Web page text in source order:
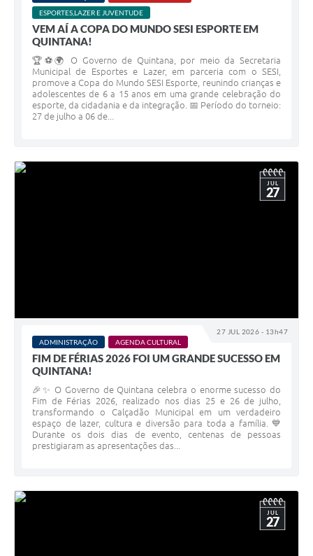
ESPORTES,LAZER E JUVENTUDE
VEM AÍ A COPA DO MUNDO SESI ESPORTE EM
QUINTANA!
🏆⚽🌍 O Governo de Quintana, por meio da Secretaria
Municipal de Esportes e Lazer, em parceria com o SESI,
promove a Copa do Mundo SESI Esporte, reunindo crianças e
adolescentes de 6 a 15 anos em uma grande celebração do
esporte, da cidadania e da integração. 📅 Período do torneio:
27 de julho a 06 de...
27 JUL 2026 - 13h47
JUL
27
ADMINISTRAÇÃO AGENDA CULTURAL
FIM DE FÉRIAS 2026 FOI UM GRANDE SUCESSO EM
QUINTANA!
🎉✨ O Governo de Quintana celebra o enorme sucesso do
Fim de Férias 2026, realizado nos dias 25 e 26 de julho,
transformando o Calçadão Municipal em um verdadeiro
espaço de lazer, cultura e diversão para toda a família. 💙
Durante os dois dias de evento, centenas de pessoas
prestigiaram as apresentações das...
JUL
27